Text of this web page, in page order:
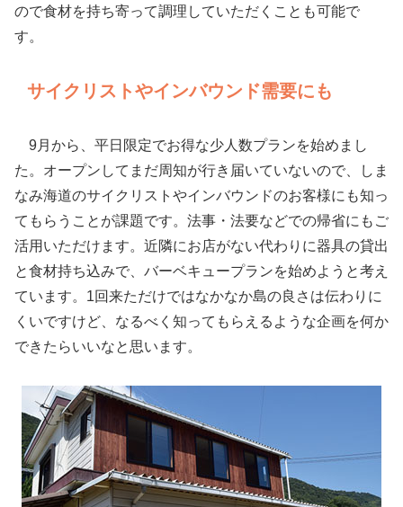
ので食材を持ち寄って調理していただくことも可能で
す。
サイクリストやインバウンド需要にも
9月から、平日限定でお得な少人数プランを始めまし
た。オープンしてまだ周知が行き届いていないので、しま
なみ海道のサイクリストやインバウンドのお客様にも知っ
てもらうことが課題です。法事・法要などでの帰省にもご
活用いただけます。近隣にお店がない代わりに器具の貸出
と食材持ち込みで、バーベキュープランを始めようと考え
ています。1回来ただけではなかなか島の良さは伝わりに
くいですけど、なるべく知ってもらえるような企画を何か
できたらいいなと思います。